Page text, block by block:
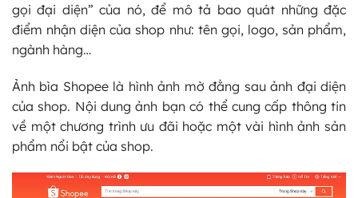
gọi đại diện” của nó, để mô tả bao quát những đặc
điểm nhận diện của shop như: tên gọi, logo, sản phẩm,
ngành hàng…
Ảnh bìa Shopee là hình ảnh mờ đằng sau ảnh đại diện
của shop. Nội dung ảnh bạn có thể cung cấp thông tin
về một chương trình ưu đãi hoặc một vài hình ảnh sản
phẩm nổi bật của shop.